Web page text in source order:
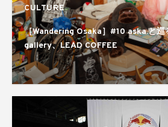
CULTURE
［Wandering Osaka］#10 aska.と
gallery、LEAD COFFEE